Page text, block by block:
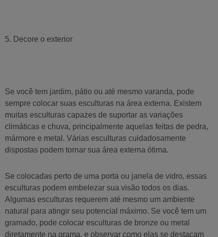
5. Decore o exterior
Se você tem jardim, pátio ou até mesmo varanda, pode
sempre colocar suas esculturas na área externa. Existem
muitas esculturas capazes de suportar as variações
climáticas e chuva, principalmente aquelas feitas de pedra,
mármore e metal. Várias esculturas cuidadosamente
dispostas podem tornar sua área externa ótima.
Se colocadas perto de uma porta ou janela de vidro, essas
esculturas podem embelezar sua visão todos os dias.
Algumas esculturas requerem até mesmo um ambiente
natural para atingir seu potencial máximo. Se você tem um
gramado, pode colocar esculturas de bronze ou metal
diretamente na grama, e observar como elas se destacam